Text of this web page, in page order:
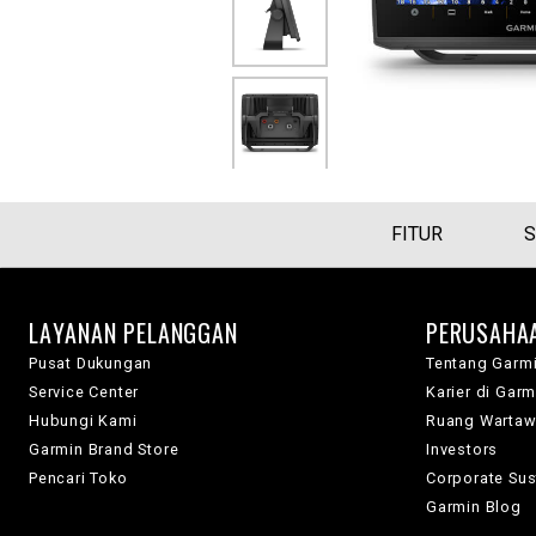
FITUR
LAYANAN PELANGGAN
Pusat Dukungan
Service Center
Hubungi Kami
Garmin Brand Store
Pencari Toko
Tentang
Karier di
Ruang
Investors
Corporate
Garmin Blog